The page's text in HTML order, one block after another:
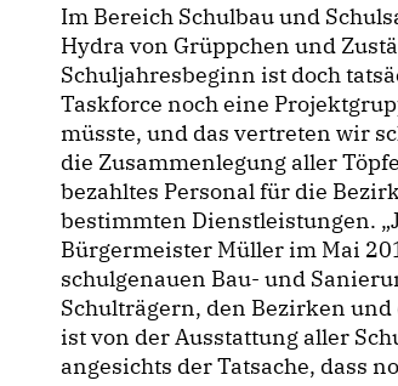
Im Bereich Schulbau und
Hydra von Grüppchen und
Schuljahresbeginn ist doch
Taskforce noch eine
müsste, und das vertreten wir
die Zusammenlegung aller
bezahltes Personal für die
bestimmten Dienstleistungen.
Bürgermeister Müller im Mai
schulgenauen Bau- und
Schulträgern, den Bezirken
ist von der Ausstattung aller
angesichts der Tatsache, dass